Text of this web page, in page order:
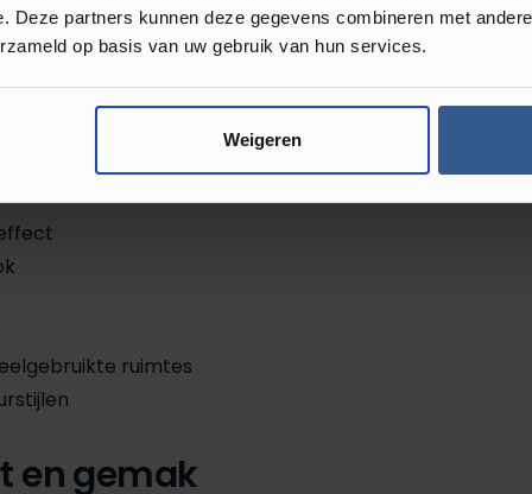
Deze partners kunnen deze gegevens combineren met
op basis van uw gebruik van hun services.
Weigeren
houtstructuur, waardoor hij
met vloerverwarming zorgt dit voor
én van een vloer die mooi blijft
huishoudens en iedereen die gemak
ruimtes
en gemak